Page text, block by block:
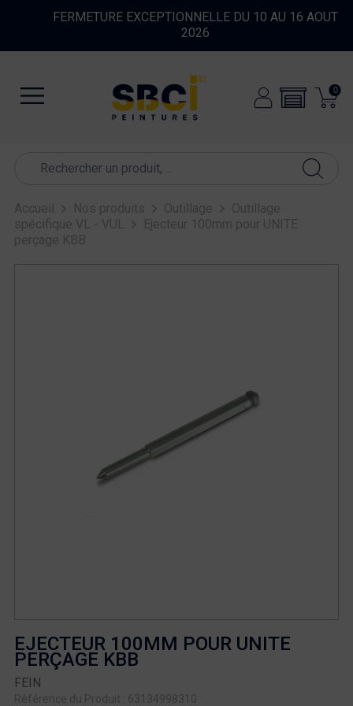
FERMETURE EXCEPTIONNELLE DU 10 AU 16 AOUT
2026
0
Accueil Nos produits Outillage
Outillage
spécifique VL - VUL
Ejecteur 100mm pour UNITE
perçage KBB
EJECTEUR 100MM POUR UNITE
PERÇAGE KBB
FEIN
Référence du Produit : 63134998310